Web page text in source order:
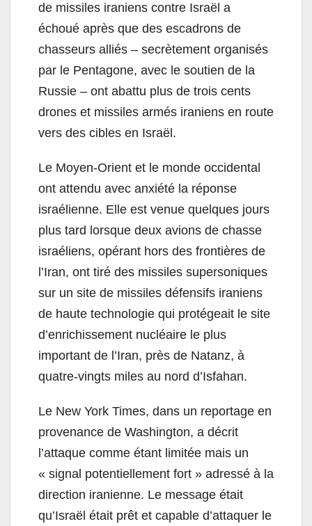
de missiles iraniens contre Israël a
échoué après que des escadrons de
chasseurs alliés – secrètement organisés
par le Pentagone, avec le soutien de la
Russie – ont abattu plus de trois cents
drones et missiles armés iraniens en route
vers des cibles en Israël.
Le Moyen-Orient et le monde occidental
ont attendu avec anxiété la réponse
israélienne. Elle est venue quelques jours
plus tard lorsque deux avions de chasse
israéliens, opérant hors des frontières de
l’Iran, ont tiré des missiles supersoniques
sur un site de missiles défensifs iraniens
de haute technologie qui protégeait le site
d’enrichissement nucléaire le plus
important de l’Iran, près de Natanz, à
quatre-vingts miles au nord d’Isfahan.
Le New York Times, dans un reportage en
provenance de Washington, a décrit
l’attaque comme étant limitée mais un
« signal potentiellement fort » adressé à la
direction iranienne. Le message était
qu’Israël était prêt et capable d’attaquer le